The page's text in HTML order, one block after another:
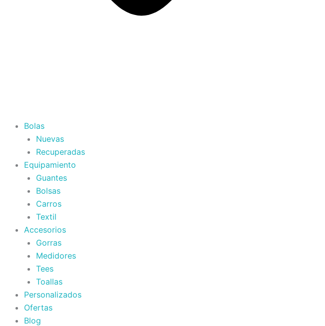
Bolas
Nuevas
Recuperadas
Equipamiento
Guantes
Bolsas
Carros
Textil
Accesorios
Gorras
Medidores
Tees
Toallas
Personalizados
Ofertas
Blog